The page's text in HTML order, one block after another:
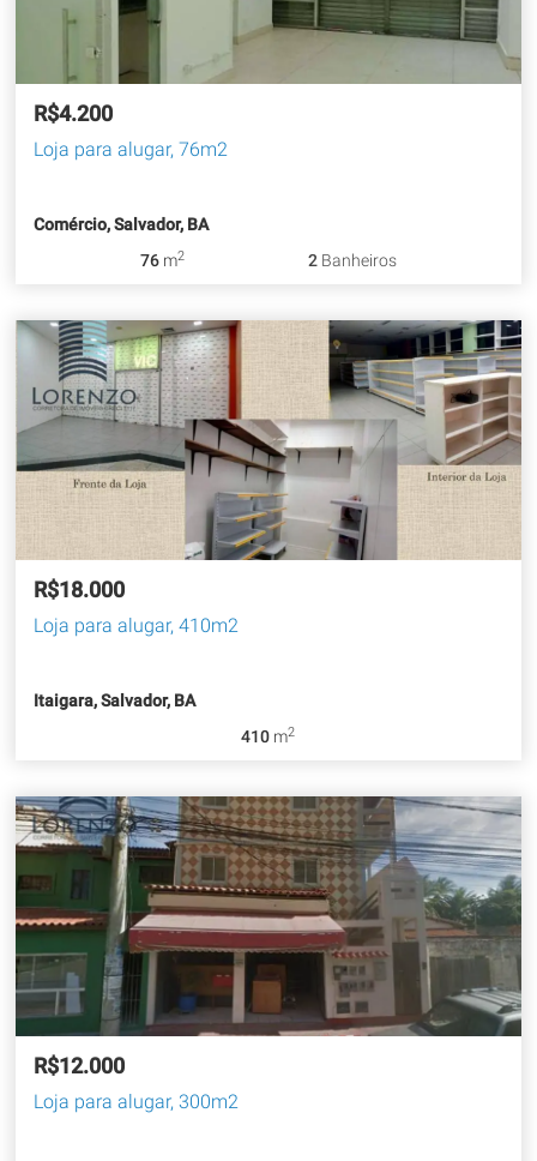
R$4.200
Loja para alugar, 76m2
Comércio, Salvador, BA
76m2 2 Banheiros
R$18.000
Loja para alugar, 410m2
Itaigara, Salvador, BA
410 m2
R$12.000
Loja para alugar, 300m2